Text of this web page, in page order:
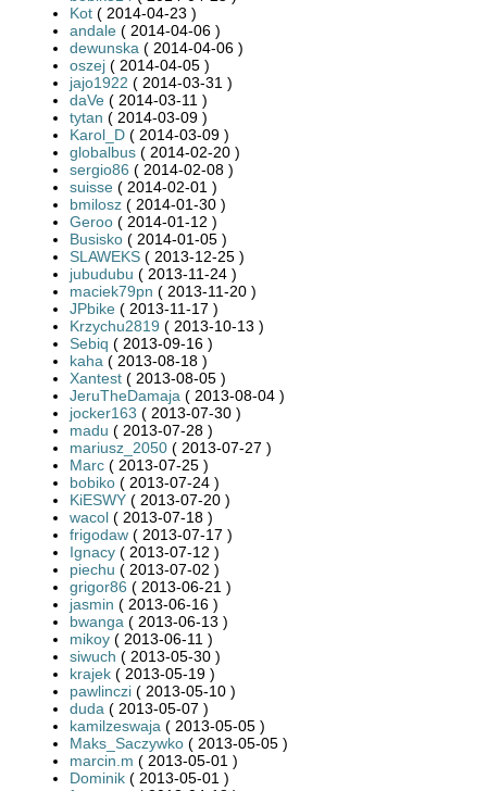
Kot ( 2014-04-23 )
andale ( 2014-04-06 )
dewunska ( 2014-04-06 )
oszej ( 2014-04-05 )
jajo1922 ( 2014-03-31 )
daVe ( 2014-03-11 )
tytan ( 2014-03-09 )
Karol_D ( 2014-03-09 )
globalbus ( 2014-02-20 )
sergio86 ( 2014-02-08 )
suisse ( 2014-02-01 )
bmilosz ( 2014-01-30 )
Geroo ( 2014-01-12 )
Busisko ( 2014-01-05 )
SLAWEKS ( 2013-12-25 )
jubudubu ( 2013-11-24 )
maciek79pn ( 2013-11-20 )
JPbike ( 2013-11-17 )
Krzychu2819 ( 2013-10-13 )
Sebiq ( 2013-09-16 )
kaha ( 2013-08-18 )
Xantest ( 2013-08-05 )
JeruTheDamaja ( 2013-08-04 )
jocker163 ( 2013-07-30 )
madu ( 2013-07-28 )
mariusz_2050 ( 2013-07-27 )
Marc ( 2013-07-25 )
bobiko ( 2013-07-24 )
KiESWY ( 2013-07-20 )
wacol ( 2013-07-18 )
frigodaw ( 2013-07-17 )
Ignacy ( 2013-07-12 )
piechu ( 2013-07-02 )
grigor86 ( 2013-06-21 )
jasmin ( 2013-06-16 )
bwanga ( 2013-06-13 )
mikoy ( 2013-06-11 )
siwuch ( 2013-05-30 )
krajek ( 2013-05-19 )
pawlinczi ( 2013-05-10 )
duda ( 2013-05-07 )
kamilzeswaja ( 2013-05-05 )
Maks_Saczywko ( 2013-05-05 )
marcin.m ( 2013-05-01 )
Dominik ( 2013-05-01 )